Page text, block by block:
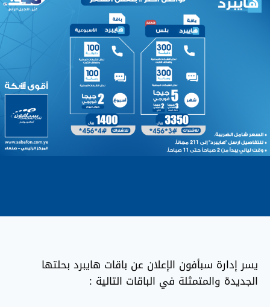
يسر إدارة سبأفون الإعلان عن باقات هايبرد بحلتها
الجديدة والمتمثلة في الباقات التالية :